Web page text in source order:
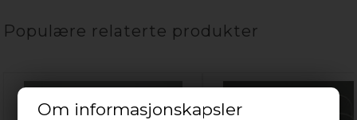
Om informasjonskapsler
Populære relaterte produkter